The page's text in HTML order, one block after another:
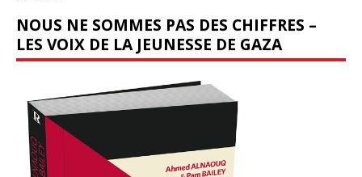
NOUS NE SOMMES PAS DES CHIFFRES –
LES VOIX DE LA JEUNESSE DE GAZA